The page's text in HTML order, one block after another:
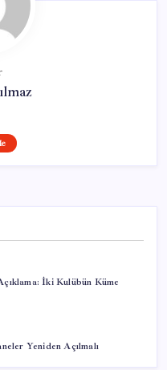
İki Kulübün Küme
Yeniden Açılmalı